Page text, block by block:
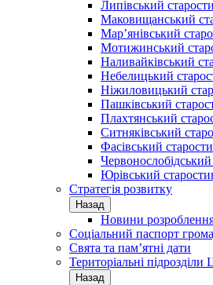
Липівський
Маковищанський
Мар’янівський
Мотижинський
Наливайківський
Небелицький
Ніжиловицький
Пашківський
Плахтянський
Ситняківський
Фасівський
Юрівський
Стратегія розвитку
Назад
Новини розроблення
Соціальний паспорт
Свята та пам’ятні дати
Територіальні
Назад